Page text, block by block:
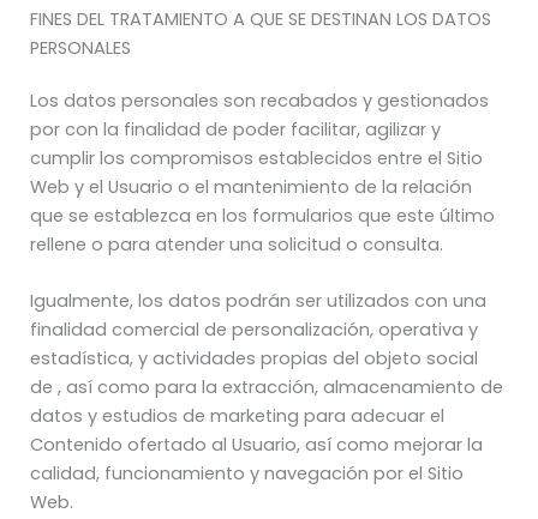
FINES DEL TRATAMIENTO A QUE SE DESTINAN LOS DATOS
PERSONALES
Los datos personales son recabados y gestionados
por con la finalidad de poder facilitar, agilizar y
cumplir los compromisos establecidos entre el Sitio
Web y el Usuario o el mantenimiento de la relación
que se establezca en los formularios que este último
rellene o para atender una solicitud o consulta.
Igualmente, los datos podrán ser utilizados con una
finalidad comercial de personalización, operativa y
estadística, y actividades propias del objeto social
de , así como para la extracción, almacenamiento de
datos y estudios de marketing para adecuar el
Contenido ofertado al Usuario, así como mejorar la
calidad, funcionamiento y navegación por el Sitio
Web.